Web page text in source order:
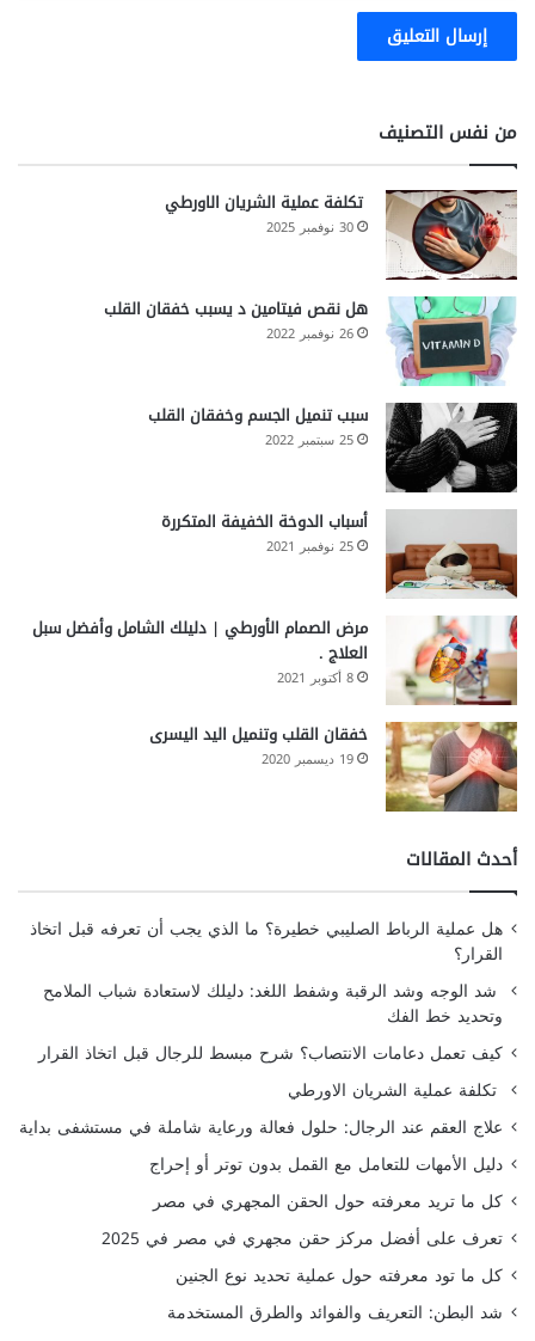
من نفس التصنيف
تكلفة عملية الشريان الاورطي
30 نوفمبر 2025
هل نقص فيتامين د يسبب خفقان القلب
26 نوفمبر 2022
سبب تنميل الجسم وخفقان القلب
25 سبتمبر 2022
أسباب الدوخة الخفيفة المتكررة
25 نوفمبر 2021
مرض الصمام الأورطي | دليلك الشامل وأفضل سبل
العلاج .
8 أكتوبر 2021
خفقان القلب وتنميل اليد اليسرى
19 ديسمبر 2020
أحدث المقالات
هل عملية الرباط الصليبي خطيرة؟ ما الذي يجب أن تعرفه قبل اتخاذ
القرار؟
شد الوجه وشد الرقبة وشفط اللغد: دليلك لاستعادة شباب الملامح
وتحديد خط الفك
كيف تعمل دعامات الانتصاب؟ شرح مبسط للرجال قبل اتخاذ القرار
تكلفة عملية الشريان الاورطي
علاج العقم عند الرجال: حلول فعالة ورعاية شاملة في مستشفى بداية
دليل الأمهات للتعامل مع القمل بدون توتر أو إحراج
كل ما تريد معرفته حول الحقن المجهري في مصر
تعرف على أفضل مركز حقن مجهري في مصر في 2025
كل ما تود معرفته حول عملية تحديد نوع الجنين
شد البطن: التعريف والفوائد والطرق المستخدمة